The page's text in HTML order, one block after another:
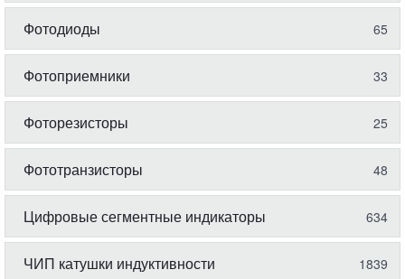
Фотодиоды 65
Фотоприемники 33
Фоторезисторы 25
Фототранзисторы 48
Цифровые сегментные индикаторы 634
ЧИП катушки индуктивности 1839